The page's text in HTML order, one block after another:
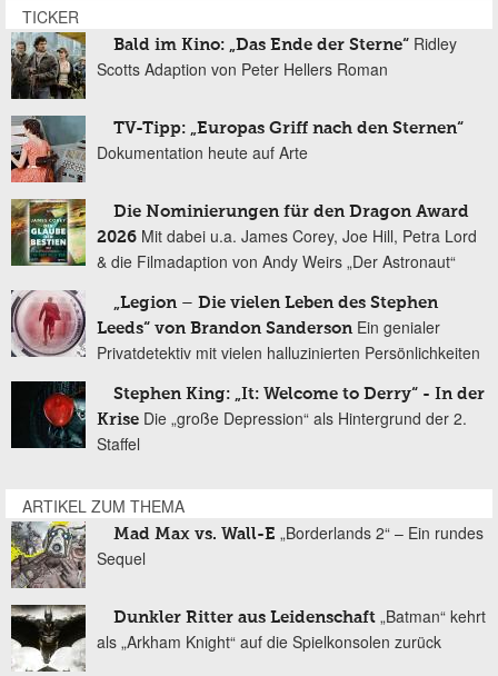
TICKER
Bald im Kino: „Das Ende der Sterne“ Ridley
Scotts Adaption von Peter Hellers Roman
TV-Tipp: „Europas Griff nach den Sternen“
Dokumentation heute auf Arte
Die Nominierungen für den Dragon Award
2026 Mit dabei u.a. James Corey, Joe Hill, Petra Lord
& die Filmadaption von Andy Weirs „Der Astronaut“
„Legion – Die vielen Leben des Stephen
Leeds“ von Brandon Sanderson Ein genialer
Privatdetektiv mit vielen halluzinierten Persönlichkeiten
Stephen King: „It: Welcome to Derry“ - In der
Krise Die „große Depression“ als Hintergrund der 2.
Staffel
ARTIKEL ZUM THEMA
Mad Max vs. Wall-E „Borderlands 2“ – Ein rundes
Sequel
Dunkler Ritter aus Leidenschaft „Batman“ kehrt
als „Arkham Knight“ auf die Spielkonsolen zurück